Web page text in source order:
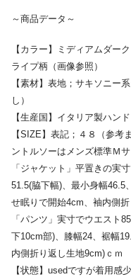
～商品データ～
【カラー】ミディアムダー
ライプ柄（画像参照）
【素材】表地；サキソニー
し）
【生産国】イタリア製ハン
【SIZE】表記；４８（参
ントルソーはメンズ標準Ｍサ
「ジャケット」平置きの実
51.5(脇下幅)、最小身幅46.5
せ眠りで開始4cm、袖内側
「パンツ」実寸でウエスト
下10cm部)、膝幅24、裾幅
内側折り返し生地9cm)ｃｍ
【状態】usedですが着用感